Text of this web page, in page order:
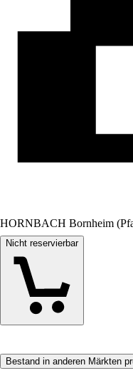
HORNBACH Bornheim
Nicht reservierbar
Bestand in anderen Märkten